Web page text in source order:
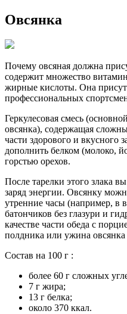
Овсянка
Почему овсяная должна
содержит множество
жирные кислоты. Она
профессиональных
Геркулесовая смесь
овсянка), содержащая
части здорового и вкусного
дополнить белком (молоко,
горстью орехов.
После тарелки этого злака
заряд энергии. Овсянку
утренние часы (например, в
батончиков без глазури и
качестве части обеда с
полдника или ужина
Состав на 100 г :
более 60 г сложных
7 г жира;
13 г белка;
около 370 ккал.